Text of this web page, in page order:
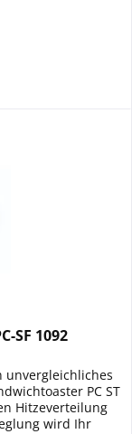
SF 1092
unvergleichliches
PC ST
Hitzeverteilung
wird Ihr